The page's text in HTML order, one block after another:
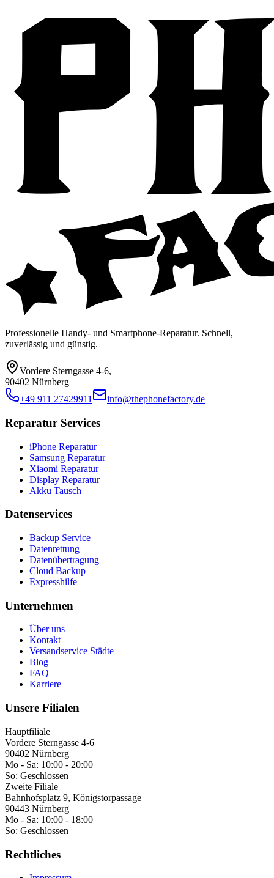
Professionelle Handy- und Smartphone-Reparatur. Schnell,
zuverlässig und günstig.
Vordere Sterngasse 4-6,
90402 Nürnberg
+49 911 27429911
info@thephonefactory.de
Reparatur Services
iPhone Reparatur
Samsung Reparatur
Xiaomi Reparatur
Display Reparatur
Akku Tausch
Datenservices
Backup Service
Datenrettung
Datenübertragung
Cloud Backup
Expresshilfe
Unternehmen
Über uns
Kontakt
Versandservice Städte
Blog
FAQ
Karriere
Unsere Filialen
Hauptfiliale
Vordere Sterngasse 4-6
90402 Nürnberg
Mo - Sa: 10:00 - 20:00
So: Geschlossen
Zweite Filiale
Bahnhofsplatz 9, Königstorpassage
90443 Nürnberg
Mo - Sa: 10:00 - 18:00
So: Geschlossen
Rechtliches